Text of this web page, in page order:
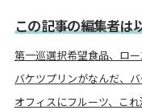
この記事の編集者は
第一巡選択希望食品、ロ
バケツプリンがなんだ、
オフィスにフルーツ、こ